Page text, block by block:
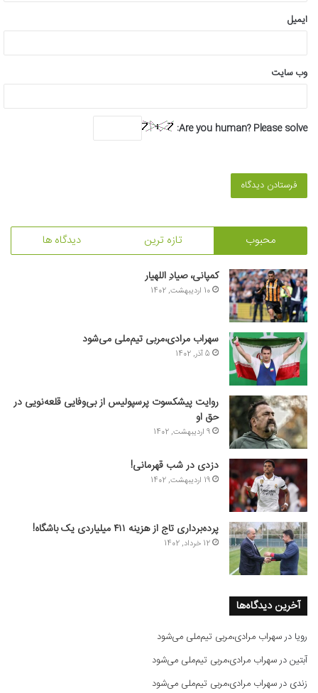
ایمیل
وب‌ سایت
Are you human? Please solve:
محبوب تازه ترین دیدگاه ها
کمپانی، صیادِ اللهیار
10 اردیبهشت, 1402
سهراب مرادی،مربی تیم‌ملی می‌شود
5 آذر, 1402
روایت پیشکسوت پرسپولیس از بی‌وفایی قلعه‌نویی در
حق او
9 اردیبهشت, 1402
دزدی در شب قهرمانی!
19 اردیبهشت, 1402
پرده‌برداری تاج از هزینه ۴۱۱ میلیاردی یک باشگاه!
12 خرداد, 1402
آخرین دیدگاه‌ها
رویا درسهراب مرادی،مربی تیم‌ملی می‌شود
آبتیندرسهراب مرادی،مربی تیم‌ملی می‌شود
زندی درسهراب مرادی،مربی تیم‌ملی می‌شود